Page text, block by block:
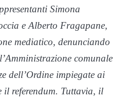
Simona
e Alberto Fragapane,
mediatico, denunciando
comunale
dell’Ordine impiegate ai
il referendum. Tuttavia, il